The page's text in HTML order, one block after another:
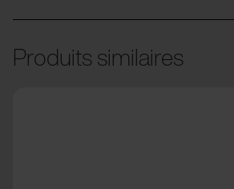
Produits similaires